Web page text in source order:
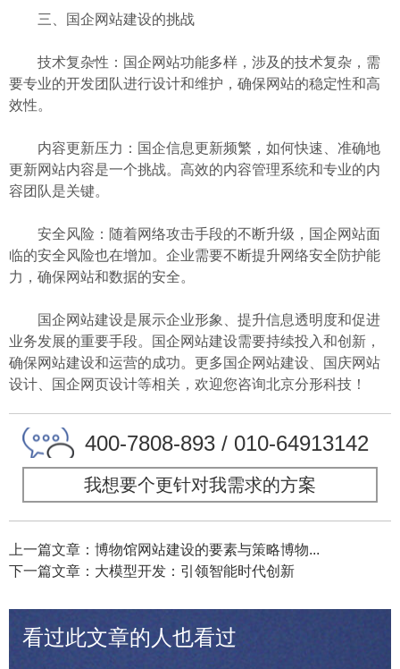
三、国企网站建设的挑战
技术复杂性：国企网站功能多样，涉及的技术复杂，需
要专业的开发团队进行设计和维护，确保网站的稳定性和高
效性。
内容更新压力：国企信息更新频繁，如何快速、准确地
更新网站内容是一个挑战。高效的内容管理系统和专业的内
容团队是关键。
安全风险：随着网络攻击手段的不断升级，国企网站面
临的安全风险也在增加。企业需要不断提升网络安全防护能
力，确保网站和数据的安全。
国企网站建设是展示企业形象、提升信息透明度和促进
业务发展的重要手段。国企网站建设需要持续投入和创新，
确保网站建设和运营的成功。更多国企网站建设、国庆网站
设计、国企网页设计等相关，欢迎您咨询北京分形科技！
400-7808-893 / 010-64913142
我想要个更针对我需求的方案
上一篇文章：博物馆网站建设的要素与策略博物...
下一篇文章：大模型开发：引领智能时代创新
看过此文章的人也看过